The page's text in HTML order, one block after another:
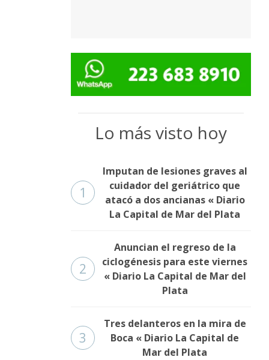
Lo más visto hoy
1
Imputan de lesiones graves al
cuidador del geriátrico que
atacó a dos ancianas « Diario
La Capital de Mar del Plata
2
Anuncian el regreso de la
ciclogénesis para este viernes
« Diario La Capital de Mar del
Plata
3
Tres delanteros en la mira de
Boca « Diario La Capital de
Mar del Plata